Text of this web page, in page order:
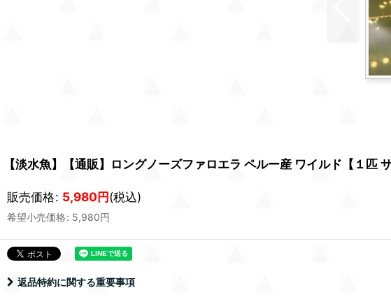
【淡水魚】【通販】ロングノーズファロエラ ペルー産 ワイルド【１
販売価格: 5,980円(税込)
希望小売価格: 5,980円
返品特約に関する重要事項